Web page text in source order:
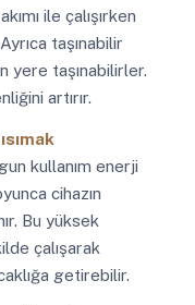
ile çalışırken
taşınabilir
yere taşınabilirler.
artırır.
kullanım enerji
cihazın
Bu yüksek
çalışarak
getirebilir.